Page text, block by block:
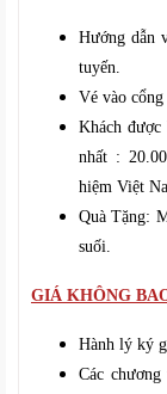
Hướng dẫn
tuyến.
Vé vào cổng
Khách
nhất :
hiệm Việt
Quà Tặng:
suối.
GIÁ KHÔNG
Hành lý ký
Các